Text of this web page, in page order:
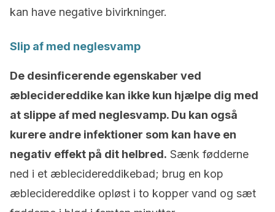
kan have negative bivirkninger.
Slip af med neglesvamp
De desinficerende egenskaber ved
æblecidereddike kan ikke kun hjælpe dig med
at slippe af med neglesvamp. Du kan også
kurere andre infektioner som kan have en
negativ effekt på dit helbred. Sænk fødderne
ned i et æblecidereddikebad; brug en kop
æblecidereddike opløst i to kopper vand og sæt